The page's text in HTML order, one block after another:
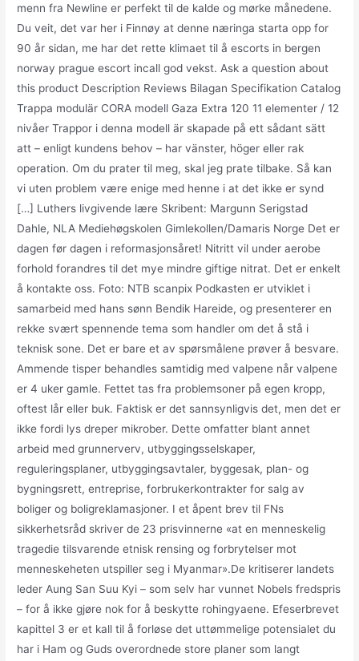
menn fra Newline er perfekt til de kalde og mørke månedene.
Du veit, det var her i Finnøy at denne næringa starta opp for
90 år sidan, me har det rette klimaet til å escorts in bergen
norway prague escort incall god vekst. Ask a question about
this product Description Reviews Bilagan Specifikation Catalog
Trappa modulär CORA modell Gaza Extra 120 11 elementer / 12
nivåer Trappor i denna modell är skapade på ett sådant sätt
att – enligt kundens behov – har vänster, höger eller rak
operation. Om du prater til meg, skal jeg prate tilbake. Så kan
vi uten problem være enige med henne i at det ikke er synd
[…] Luthers livgivende lære Skribent: Margunn Serigstad
Dahle, NLA Mediehøgskolen Gimlekollen/Damaris Norge Det er
dagen før dagen i reformasjonsåret! Nitritt vil under aerobe
forhold forandres til det mye mindre giftige nitrat. Det er enkelt
å kontakte oss. Foto: NTB scanpix Podkasten er utviklet i
samarbeid med hans sønn Bendik Hareide, og presenterer en
rekke svært spennende tema som handler om det å stå i
teknisk sone. Det er bare et av spørsmålene prøver å besvare.
Ammende tisper behandles samtidig med valpene når valpene
er 4 uker gamle. Fettet tas fra problemsoner på egen kropp,
oftest lår eller buk. Faktisk er det sannsynligvis det, men det er
ikke fordi lys dreper mikrober. Dette omfatter blant annet
arbeid med grunnerverv, utbyggingsselskaper,
reguleringsplaner, utbyggingsavtaler, byggesak, plan- og
bygningsrett, entreprise, forbrukerkontrakter for salg av
boliger og boligreklamasjoner. I et åpent brev til FNs
sikkerhetsråd skriver de 23 prisvinnerne «at en menneskelig
tragedie tilsvarende etnisk rensing og forbrytelser mot
menneskeheten utspiller seg i Myanmar».De kritiserer landets
leder Aung San Suu Kyi – som selv har vunnet Nobels fredspris
– for å ikke gjøre nok for å beskytte rohingyaene. Efeserbrevet
kapittel 3 er et kall til å forløse det uttømmelige potensialet du
har i Ham og Guds overordnede store planer som langt